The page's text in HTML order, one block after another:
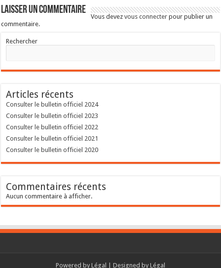
Laisser un commentaire
Vous devezvous connecter pour publier un
commentaire.
Rechercher
Articles récents
Consulter le bulletin officiel 2024
Consulter le bulletin officiel 2023
Consulter le bulletin officiel 2022
Consulter le bulletin officiel 2021
Consulter le bulletin officiel 2020
Commentaires récents
Aucun commentaire à afficher.
Powered by Légal | Designed by Légal